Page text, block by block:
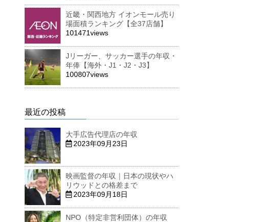
近畿・関西地方 イオンモール売り
場面積ランキング【全37店舗】
101471views
Jリーガー、サッカー選手の年収・
年俸【海外・J1・J2・J3】
100807views
最近の投稿
大手広告代理店の年収
2023年09月23日
映画監督の年収｜日本の現状やハ
リウッドとの格差まで
2023年09月18日
NPO（特定非営利団体）の年収